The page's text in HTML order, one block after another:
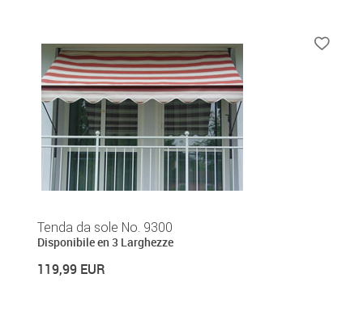
Tenda da sole No. 9300
Disponibile en 3 Larghezze
119,99 EUR